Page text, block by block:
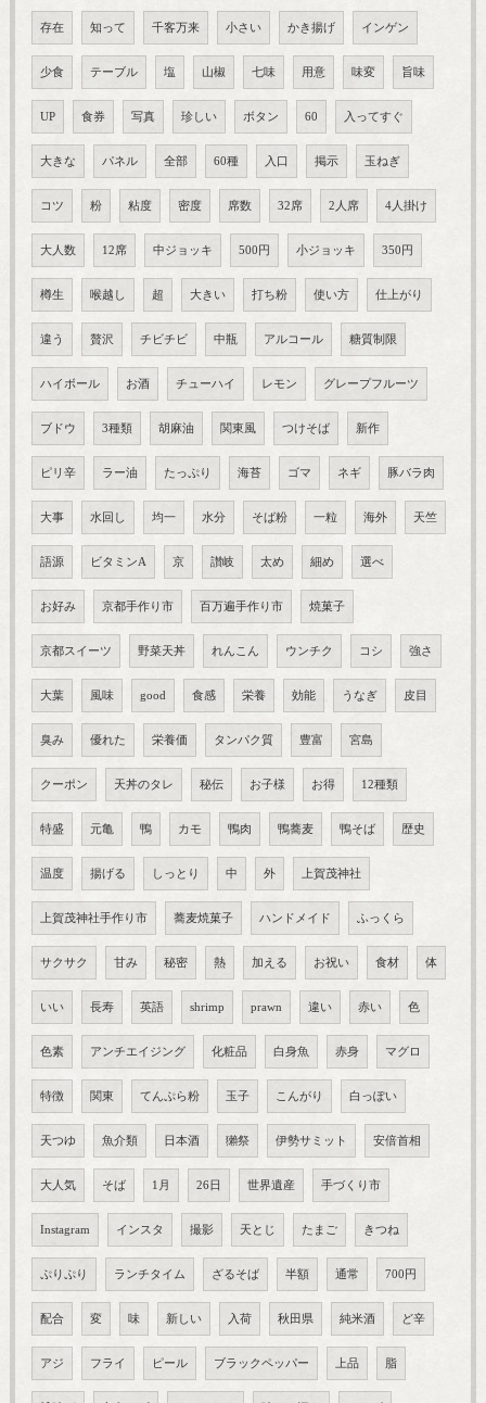
存在 知って 千客万来 小さい かき揚げ インゲン
少食 テーブル 塩 山椒 七味 用意 味変 旨味
UP 食券 写真 珍しい ボタン 60 入ってすぐ
大きな パネル 全部 60種 入口 掲示 玉ねぎ
コツ 粉 粘度 密度 席数 32席 2人席 4人掛け
大人数 12席 中ジョッキ 500円 小ジョッキ 350円
樽生 喉越し 超 大きい 打ち粉 使い方 仕上がり
違う 贅沢 チビチビ 中瓶 アルコール 糖質制限
ハイボール お酒 チューハイ レモン グレープフルーツ
ブドウ 3種類 胡麻油 関東風 つけそば 新作
ピリ辛 ラー油 たっぷり 海苔 ゴマ ネギ 豚バラ肉
大事 水回し 均一 水分 そば粉 一粒 海外 天竺
語源 ビタミンA 京 讃岐 太め 細め 選べ
お好み 京都手作り市 百万遍手作り市 焼菓子
京都スイーツ 野菜天丼 れんこん ウンチク コシ 強さ
大葉 風味 good 食感 栄養 効能 うなぎ 皮目
臭み 優れた 栄養価 タンパク質 豊富 宮島
クーポン 天丼のタレ 秘伝 お子様 お得 12種類
特盛 元亀 鴨 カモ 鴨肉 鴨蕎麦 鴨そば 歴史
温度 揚げる しっとり 中 外 上賀茂神社
上賀茂神社手作り市 蕎麦焼菓子 ハンドメイド ふっくら
サクサク 甘み 秘密 熱 加える お祝い 食材 体
いい 長寿 英語 shrimp prawn 違い 赤い 色
色素 アンチエイジング 化粧品 白身魚 赤身 マグロ
特徴 関東 てんぷら粉 玉子 こんがり 白っぽい
天つゆ 魚介類 日本酒 獺祭 伊勢サミット 安倍首相
大人気 そば 1月 26日 世界遺産 手づくり市
Instagram インスタ 撮影 天とじ たまご きつね
ぷりぷり ランチタイム ざるそば 半額 通常 700円
配合 変 味 新しい 入荷 秋田県 純米酒 ど辛
アジ フライ ピール ブラックペッパー 上品 脂